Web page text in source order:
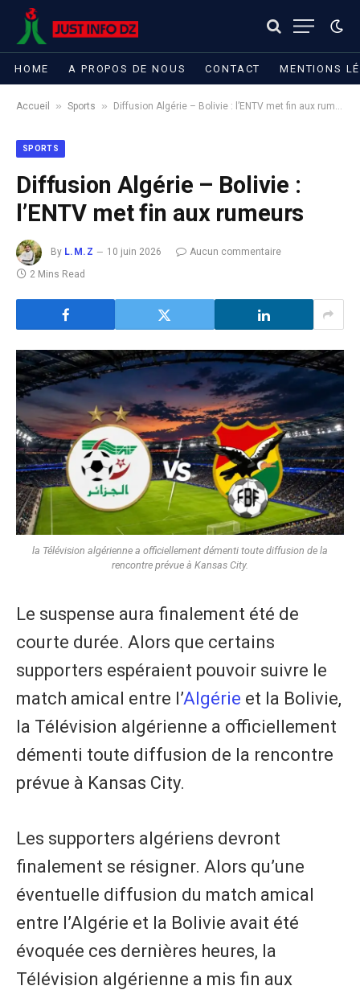
HOME A PROPOS DE NOUS CONTACT MENTIONS
Accueil » Sports » Diffusion Algérie – Bolivie : l’ENTV met fin aux rumeurs
SPORTS
Diffusion Algérie – Bolivie :
l’ENTV met fin aux rumeurs
By L.M.Z 10 juin 2026
Aucun commentaire
2 Mins Read
la Télévision algérienne a officiellement démenti toute diffusion de la
rencontre prévue à Kansas City.
Le suspense aura finalement été de
courte durée. Alors que certains
supporters espéraient pouvoir suivre le
match amical entre l’Algérie et la Bolivie,
la Télévision algérienne a officiellement
démenti toute diffusion de la rencontre
prévue à Kansas City.
Les supporters algériens devront
finalement se résigner. Alors qu’une
éventuelle diffusion du match amical
entre l’Algérie et la Bolivie avait été
évoquée ces dernières heures, la
Télévision algérienne a mis fin aux